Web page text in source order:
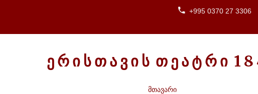
+995 0370 27 3306
ᲔᲠᲘᲡᲗᲐᲕᲘᲡ ᲗᲔᲐᲢᲠᲘ 1 8
მთავარი